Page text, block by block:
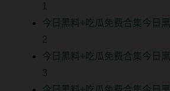
1
今日黑料+吃瓜免费合集今日
2
今日黑料+吃瓜免费合集今日
3